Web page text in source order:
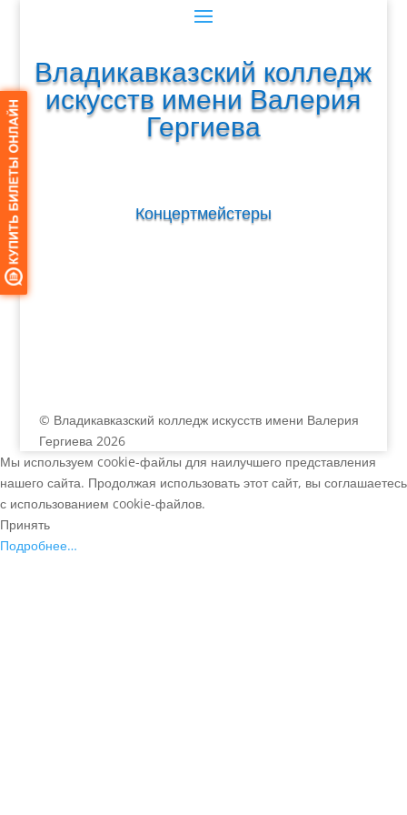
Владикавказский колледж
искусств имени Валерия
Гергиева
Концертмейстеры
© Владикавказский колледж искусств имени Валерия
Гергиева 2026
Мы используем cookie-файлы для наилучшего представления
нашего сайта. Продолжая использовать этот сайт, вы соглашаетесь
с использованием cookie-файлов.
Принять
Подробнее…